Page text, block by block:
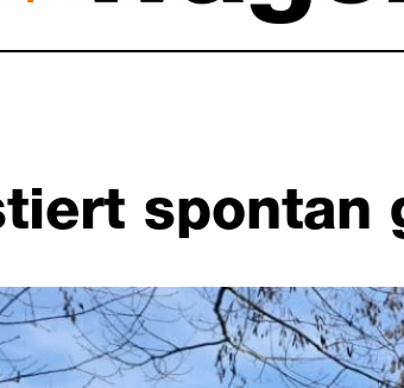
spontan